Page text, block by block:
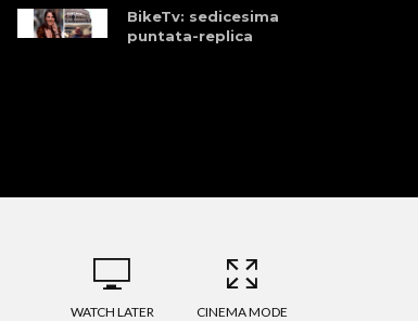
BikeTv: sedicesima
puntata-replica
WATCH LATER CINEMA MODE